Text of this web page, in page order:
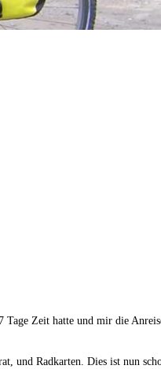
Tage Zeit hatte und mir die
und Radkarten. Dies ist nun